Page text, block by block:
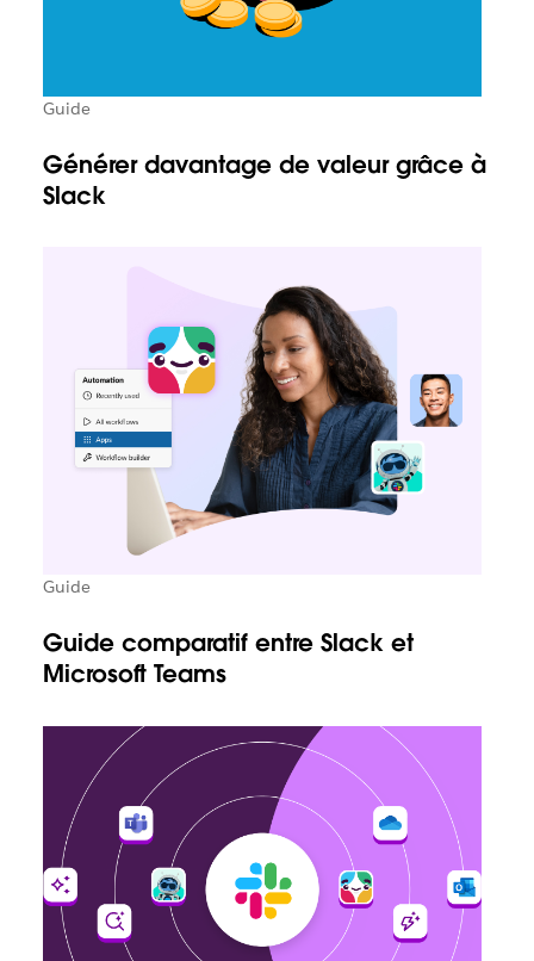
Guide
Générer davantage de valeur grâce à
Slack
Guide
Guide comparatif entre Slack et
Microsoft Teams